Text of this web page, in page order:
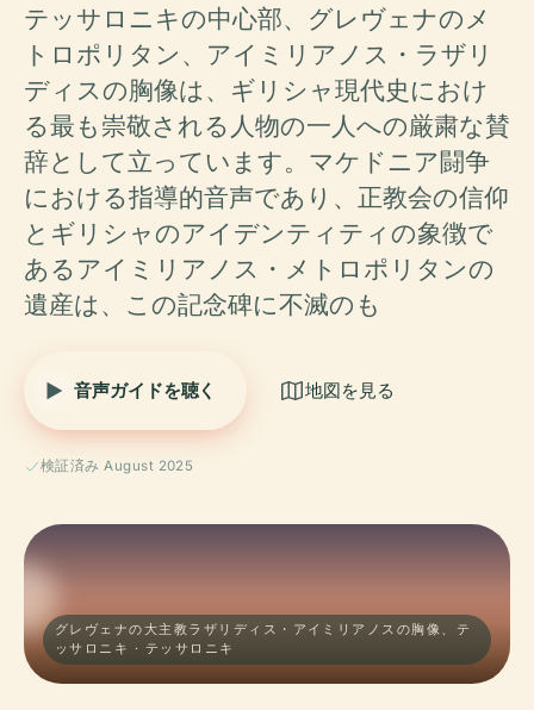
テッサロニキの中心部、グレヴェナのメ
トロポリタン、アイミリアノス・ラザリ
ディスの胸像は、ギリシャ現代史におけ
る最も崇敬される人物の一人への厳粛な賛
辞として立っています。マケドニア闘争
における指導的音声であり、正教会の信仰
とギリシャのアイデンティティの象徴で
あるアイミリアノス・メトロポリタンの
遺産は、この記念碑に不滅のも
音声ガイドを聴く 地図を見る
検証済み August 2025
グレヴェナの大主教ラザリディス・アイミリアノスの胸像、テ
ッサロニキ · テッサロニキ